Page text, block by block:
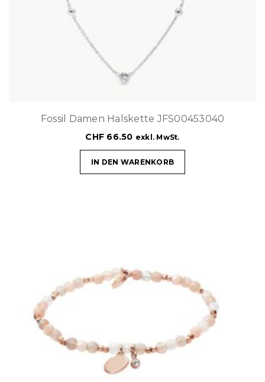
Fossil Damen Halskette JFS00453040
CHF 66.50 exkl. MwSt.
IN DEN WARENKORB